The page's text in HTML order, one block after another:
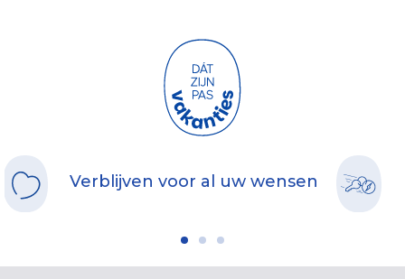
Verblijven voor al uw wensen